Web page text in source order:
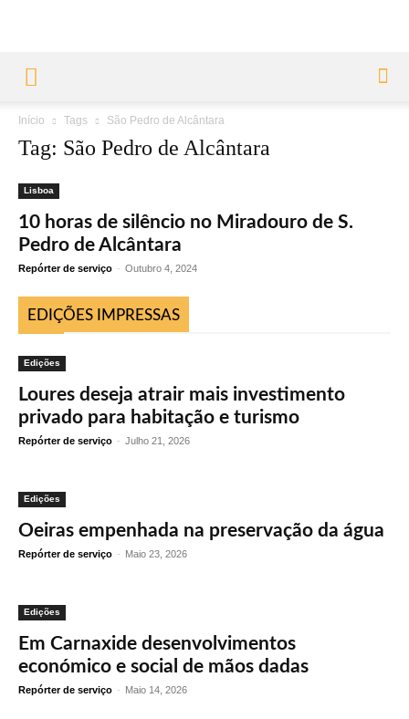
Início Tags São Pedro de Alcântara
Tag: São Pedro de Alcântara
Lisboa
10 horas de silêncio no Miradouro de S.
Pedro de Alcântara
Repórter de serviço - Outubro 4, 2024
EDIÇÕES IMPRESSAS
Edições
Loures deseja atrair mais investimento
privado para habitação e turismo
Repórter de serviço - Julho 21, 2026
Edições
Oeiras empenhada na preservação da água
Repórter de serviço - Maio 23, 2026
Edições
Em Carnaxide desenvolvimentos
económico e social de mãos dadas
Repórter de serviço - Maio 14, 2026